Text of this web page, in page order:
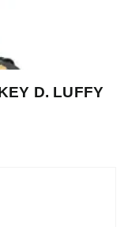
D. LUFFY